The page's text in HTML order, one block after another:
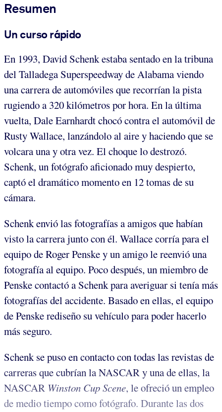
Resumen
Un curso rápido
En 1993, David Schenk estaba sentado en la tribuna
del Talladega Superspeedway de Alabama viendo
una carrera de automóviles que recorrían la pista
rugiendo a 320 kilómetros por hora. En la última
vuelta, Dale Earnhardt chocó contra el automóvil de
Rusty Wallace, lanzándolo al aire y haciendo que se
volcara una y otra vez. El choque lo destrozó.
Schenk, un fotógrafo aficionado muy despierto,
captó el dramático momento en 12 tomas de su
cámara.
Schenk envió las fotografías a amigos que habían
visto la carrera junto con él. Wallace corría para el
equipo de Roger Penske y un amigo le reenvió una
fotografía al equipo. Poco después, un miembro de
Penske contactó a Schenk para averiguar si tenía más
fotografías del accidente. Basado en ellas, el equipo
de Penske rediseño su vehículo para poder hacerlo
más seguro.
Schenk se puso en contacto con todas las revistas de
carreras que cubrían la NASCAR y una de ellas, la
NASCAR Winston Cup Scene, le ofreció un empleo
de medio tiempo como fotógrafo. Durante las dos